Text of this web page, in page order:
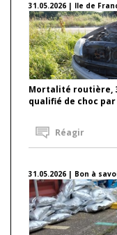
31.05.2026 | Ile de
Mortalité routière,
qualifié de choc
Réagir
31.05.2026 | Bon à